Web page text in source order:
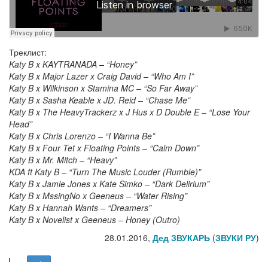
Треклист:
Katy B x KAYTRANADA – “Honey”
Katy B x Major Lazer x Craig David – “Who Am I”
Katy B x Wilkinson x Stamina MC – “So Far Away”
Katy B x Sasha Keable x JD. Reid – “Chase Me”
Katy B x The HeavyTrackerz x J Hus x D Double E – “Lose Your
Head”
Katy B x Chris Lorenzo – “I Wanna Be”
Katy B x Four Tet x Floating Points – “Calm Down”
Katy B x Mr. Mitch – “Heavy”
KDA ft Katy B – “Turn The Music Louder (Rumble)”
Katy B x Jamie Jones x Kate Simko – “Dark Delirium”
Katy B x MssingNo x Geeneus – “Water Rising”
Katy B x Hannah Wants – “Dreamers”
Katy B x Novelist x Geeneus – Honey (Outro)
28.01.2016, Дед ЗВУКАРЬ (ЗВУКИ РУ)